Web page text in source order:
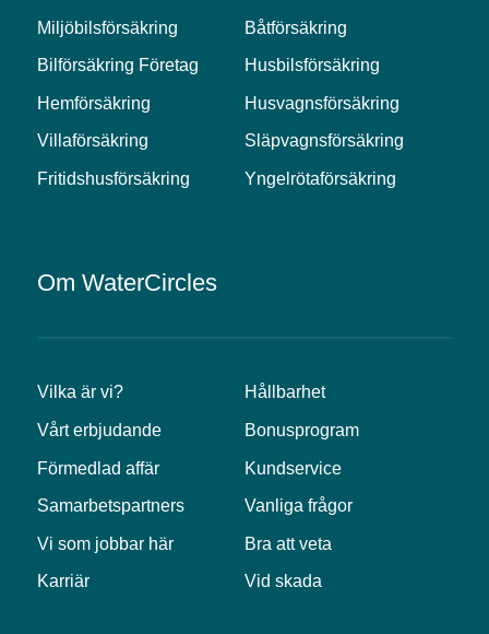
Miljöbilsförsäkring
Bilförsäkring Företag
Hemförsäkring
Villaförsäkring
Fritidshusförsäkring
Båtförsäkring
Husbilsförsäkring
Husvagnsförsäkring
Släpvagnsförsäkring
Yngelrötaförsäkring
Om WaterCircles
Vilka är vi?
Vårt erbjudande
Förmedlad affär
Samarbetspartners
Vi som jobbar här
Karriär
Hållbarhet
Bonusprogram
Kundservice
Vanliga frågor
Bra att veta
Vid skada